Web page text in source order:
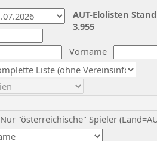
Vorname
Nur "österreichische" Spieler
AUT-Elolisten
3.955